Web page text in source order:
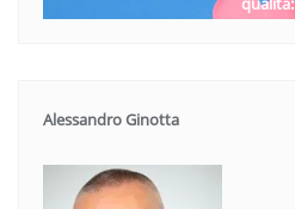
Alessandro Ginotta